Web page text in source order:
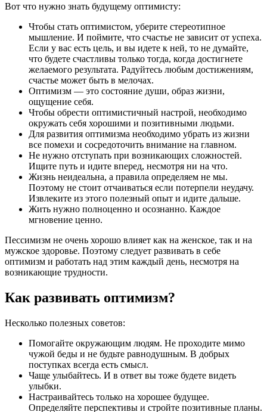
Вот что нужно знать будущему оптимисту:
Чтобы стать оптимистом, уберите стереотипное
мышление. И поймите, что счастье не зависит от успеха.
Если у вас есть цель, и вы идете к ней, то не думайте,
что будете счастливы только тогда, когда достигнете
желаемого результата. Радуйтесь любым достижениям,
счастье может быть в мелочах.
Оптимизм — это состояние души, образ жизни,
ощущение себя.
Чтобы обрести оптимистичный настрой, необходимо
окружать себя хорошими и позитивными людьми.
Для развития оптимизма необходимо убрать из жизни
все помехи и сосредоточить внимание на главном.
Не нужно отступать при возникающих сложностей.
Ищите путь и идите вперед, несмотря ни на что.
Жизнь неидеальна, а правила определяем не мы.
Поэтому не стоит отчаиваться если потерпели неудачу.
Извлеките из этого полезный опыт и идите дальше.
Жить нужно полноценно и осознанно. Каждое
мгновение ценно.
Пессимизм не очень хорошо влияет как на женское, так и на
мужское здоровье. Поэтому следует развивать в себе
оптимизм и работать над этим каждый день, несмотря на
возникающие трудности.
Как развивать оптимизм?
Несколько полезных советов:
Помогайте окружающим людям. Не проходите мимо
чужой беды и не будьте равнодушным. В добрых
поступках всегда есть смысл.
Чаще улыбайтесь. И в ответ вы тоже будете видеть
улыбки.
Настраивайтесь только на хорошее будущее.
Определяйте перспективы и стройте позитивные планы.